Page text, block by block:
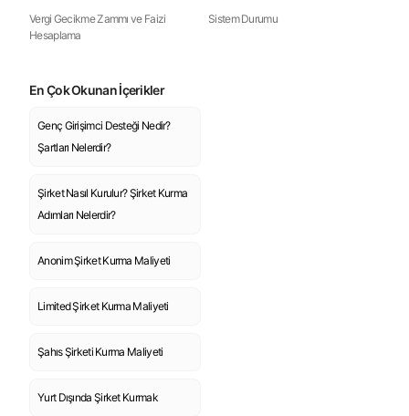
Vergi Gecikme Zammı ve Faizi
Hesaplama
Sistem Durumu
En Çok Okunan İçerikler
Genç Girişimci Desteği Nedir?
Şartları Nelerdir?
Şirket Nasıl Kurulur? Şirket Kurma
Adımları Nelerdir?
Anonim Şirket Kurma Maliyeti
Limited Şirket Kurma Maliyeti
Şahıs Şirketi Kurma Maliyeti
Yurt Dışında Şirket Kurmak